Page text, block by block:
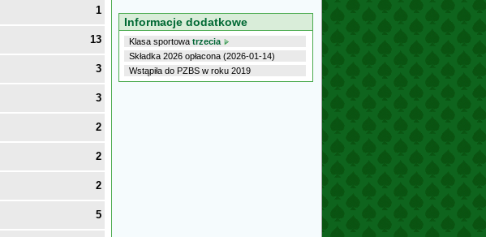
1
13
3
3
2
2
2
5
Informacje dodatkowe
Klasa sportowa trzecia
Składka 2026 opłacona (2026-01-14)
Wstąpiła do PZBS w roku 2019